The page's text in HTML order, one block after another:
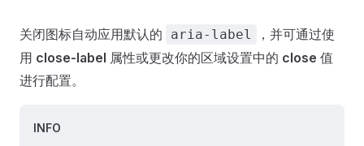
关闭图标自动应用默认的 aria-label
，并可通过使
用 close-label 属性或更改你的区域设置中的 close 值
进行配置。
INFO